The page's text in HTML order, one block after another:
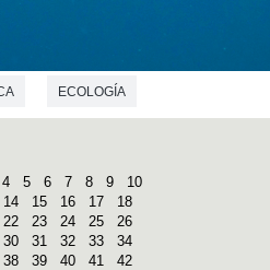
ECOLOGÍA
4 5 6 7 8 9
10
14 15 16 17
18
22 23 24 25
26
30 31 32 33
34
38 39 40 41
42